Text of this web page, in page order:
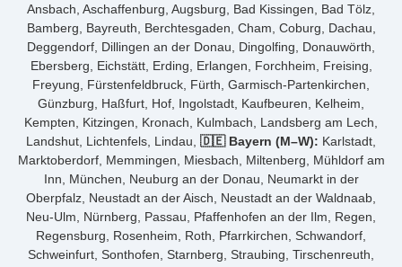
Ansbach, Aschaffenburg, Augsburg, Bad Kissingen, Bad Tölz,
Bamberg, Bayreuth, Berchtesgaden, Cham, Coburg, Dachau,
Deggendorf, Dillingen an der Donau, Dingolfing, Donauwörth,
Ebersberg, Eichstätt, Erding, Erlangen, Forchheim, Freising,
Freyung, Fürstenfeldbruck, Fürth, Garmisch-Partenkirchen,
Günzburg, Haßfurt, Hof, Ingolstadt, Kaufbeuren, Kelheim,
Kempten, Kitzingen, Kronach, Kulmbach, Landsberg am Lech,
Landshut, Lichtenfels, Lindau, 🇩🇪 Bayern (M–W): Karlstadt,
Marktoberdorf, Memmingen, Miesbach, Miltenberg, Mühldorf am
Inn, München, Neuburg an der Donau, Neumarkt in der
Oberpfalz, Neustadt an der Aisch, Neustadt an der Waldnaab,
Neu-Ulm, Nürnberg, Passau, Pfaffenhofen an der Ilm, Regen,
Regensburg, Rosenheim, Roth, Pfarrkirchen, Schwandorf,
Schweinfurt, Sonthofen, Starnberg, Straubing, Tirschenreuth,